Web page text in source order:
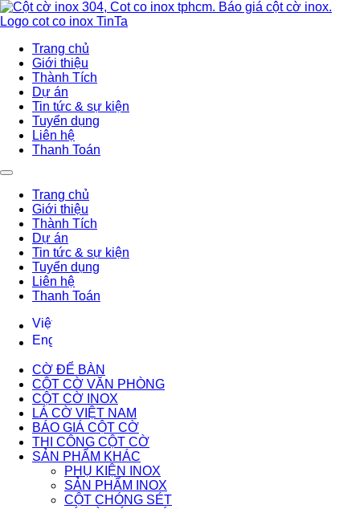
Trang chủ
Giới thiệu
Thành Tích
Dự án
Tin tức & sự kiện
Tuyển dụng
Liên hệ
Thanh Toán
Trang chủ
Giới thiệu
Thành Tích
Dự án
Tin tức & sự kiện
Tuyển dụng
Liên hệ
Thanh Toán
CỜ ĐỂ BÀN
CỘT CỜ VĂN PHÒNG
CỘT CỜ INOX
LÁ CỜ VIỆT NAM
BÁO GIÁ CỘT CỜ
THI CÔNG CỘT CỜ
SẢN PHẨM KHÁC
PHỤ KIỆN INOX
SẢN PHẨM INOX
CỘT CHÓNG SÉT